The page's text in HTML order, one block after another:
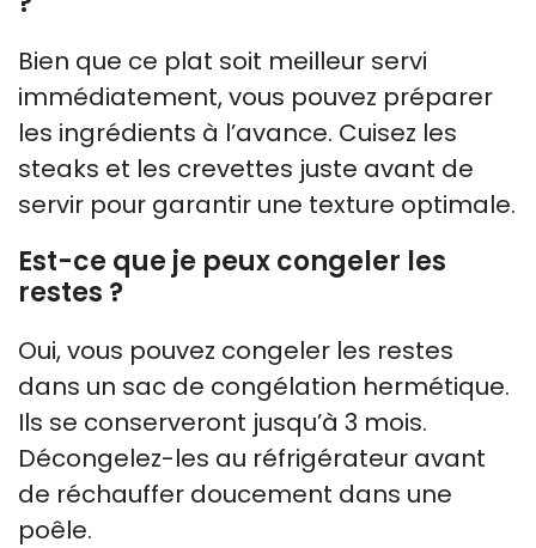
Bien que ce plat soit meilleur servi
immédiatement, vous pouvez préparer
les ingrédients à l’avance. Cuisez les
steaks et les crevettes juste avant de
servir pour garantir une texture optimale.
Est-ce que je peux congeler les
restes ?
Oui, vous pouvez congeler les restes
dans un sac de congélation hermétique.
Ils se conserveront jusqu’à 3 mois.
Décongelez-les au réfrigérateur avant
de réchauffer doucement dans une
poêle.